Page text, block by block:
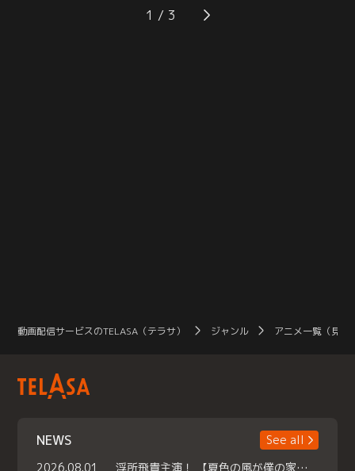
怪我の治療のため任務につけないリ
ーの代わりにナルトを加えた三人一
る忍ダチョウに成長していた。興味
津々の子ダチョウたちを前に、コン
1
動画配信サービスのTELASA（テラサ） ジャンル アニメ一覧（見放
NEWS
See all
2026.08.01
浮所飛貴主演！ 【夏色の風が僕の家にやってきた】 本日よりテラサで独占配信スタート！